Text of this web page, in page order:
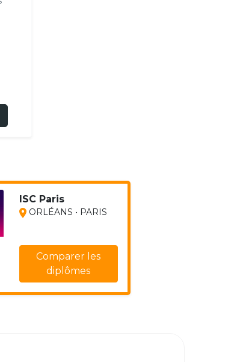
ISC Paris
ORLÉANS • PARIS
Comparer les
diplômes